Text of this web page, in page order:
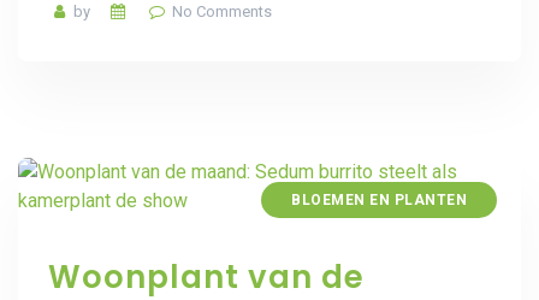
by No Comments
BLOEMEN EN PLANTEN
Woonplant van de